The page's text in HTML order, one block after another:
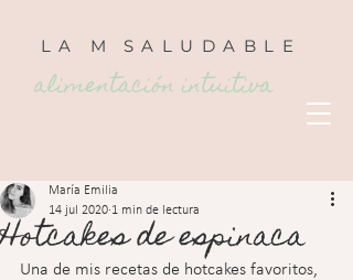
LA M SALUDABLE
alimentación intuitiva
Hotcakes de espinaca
María Emilia
14 jul 2020 1 min de lectura
Una de mis recetas de hotcakes favoritos,